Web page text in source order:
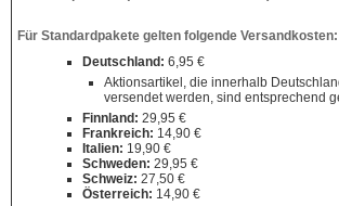
Für Standardpakete gelten folgende Versandkosten:
Deutschland: 6,95 €
Aktionsartikel, die innerhalb
versendet werden, sind entsprechend
Finnland: 29,95 €
Frankreich: 14,90 €
Italien: 19,90 €
Schweden: 29,95 €
Schweiz: 27,50 €
Österreich: 14,90 €